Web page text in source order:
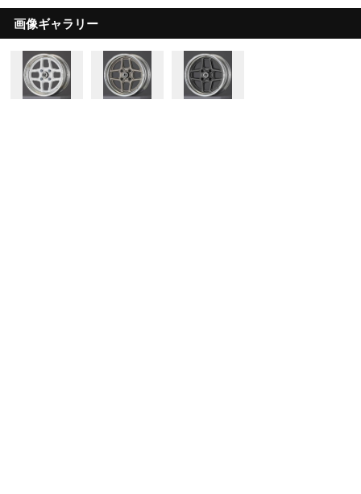
画像ギャラリー